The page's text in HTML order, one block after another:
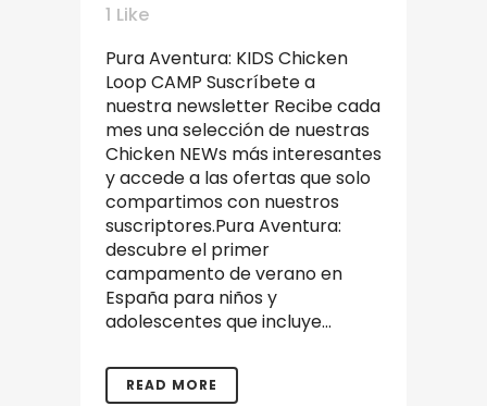
1 Like
Pura Aventura: KIDS Chicken
Loop CAMP Suscríbete a
nuestra newsletter Recibe cada
mes una selección de nuestras
Chicken NEWs más interesantes
y accede a las ofertas que solo
compartimos con nuestros
suscriptores.Pura Aventura:
descubre el primer
campamento de verano en
España para niños y
adolescentes que incluye...
READ MORE